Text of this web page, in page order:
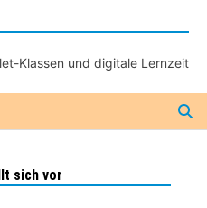
Klassen und digitale Lernzeit
sich vor